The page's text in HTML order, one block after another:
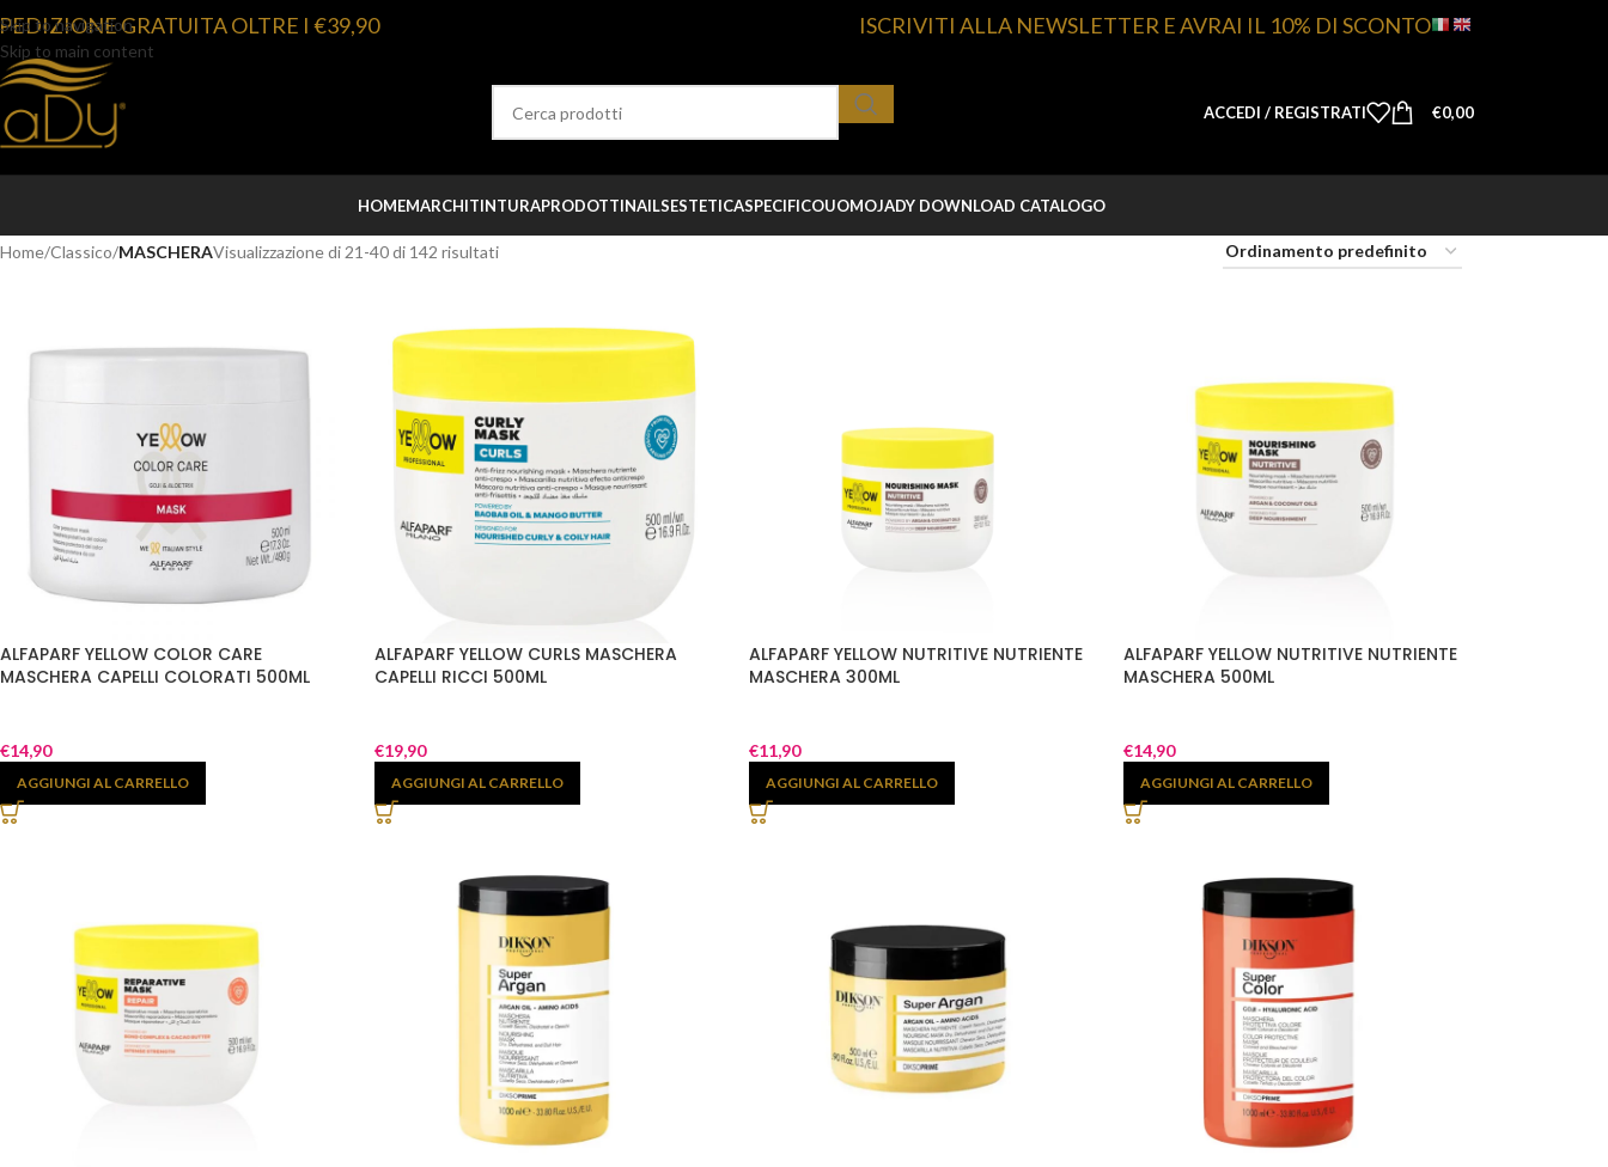
Skip to navigation
Skip to main content
GRATUITA OLTRE I €39,90 ISCRIVITI ALLA NEWSLETTER E AVRAI IL 10% DI SCONTO
ACCEDI / REGISTRATI €0,00
HOMEMARCHITINTURAPRODOTTINAILSESTETICASPECIFICOUOMOJADY DOWNLOAD CATALOGO
Home/Classico/MASCHERAVisualizzazione di 41-60 di 142 risultati
ALFAPARF YELLOW COLOR CARE
MASCHERA CAPELLI COLORATI 500ML
€14,90
AGGIUNGI AL CARRELLO
ALFAPARF YELLOW CURLS MASCHERA
CAPELLI RICCI 500ML
€19,90
AGGIUNGI AL CARRELLO
ALFAPARF YELLOW NUTRITIVE NUTRIENTE
MASCHERA 300ML
€11,90
AGGIUNGI AL CARRELLO
ALFAPARF YELLOW NUTRITIVE NUTRIENTE
MASCHERA 500ML
€14,90
AGGIUNGI AL CARRELLO